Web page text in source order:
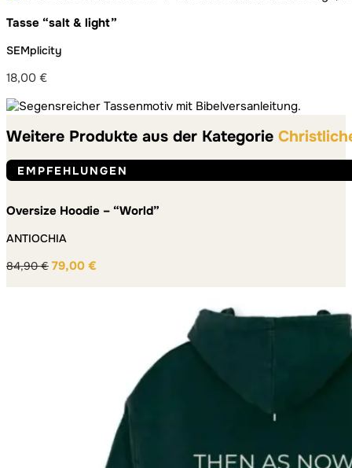
Tasse “salt & light”
SEMplicity
18,00 €
Weitere Produkte aus der Kategorie
EMPFEHLUNGEN
Oversize Hoodie – “World”
ANTIOCHIA
84,90€ 79,00 €